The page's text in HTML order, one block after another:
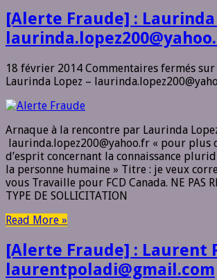
[Alerte Fraude] : Laurinda
18 février 2014 Commentaires fermés sur
Laurinda Lopez –
Arnaque à la rencontre par Laurinda
laurinda.lopez200@yahoo.fr « pour plus
d’esprit concernant la connaissance
la personne humaine » Titre : je veux
vous Travaille pour FCD Canada. NE PAS
TYPE DE SOLLICITATION
Read More »
[Alerte Fraude] : Laurent
laurentpoladi@gmail.com